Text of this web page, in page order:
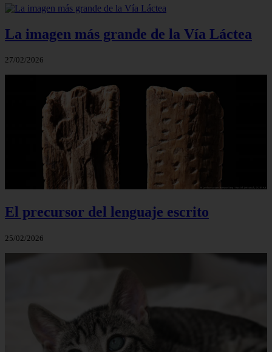
La imagen más grande de la Vía Láctea
27/02/2026
El precursor del lenguaje escrito
25/02/2026